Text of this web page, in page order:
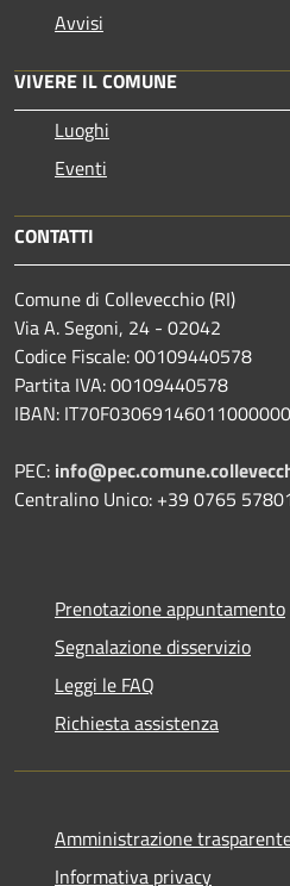
Avvisi
VIVERE IL COMUNE
Luoghi
Eventi
CONTATTI
Comune di Collevecchio (RI)
Via A. Segoni, 24 - 02042
Codice Fiscale: 00109440578
Partita IVA: 00109440578
IBAN:
PEC:
Centralino Unico: +39 0765
Prenotazione appuntamento
Segnalazione disservizio
Leggi le FAQ
Richiesta assistenza
Amministrazione
Informativa privacy